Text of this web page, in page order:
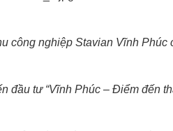
công nghiệp Stavian Vĩnh Phúc
đầu tư “Vĩnh Phúc – Điểm đến